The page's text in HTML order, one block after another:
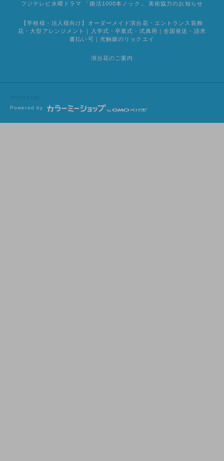
フジテレビ水曜ドラマ 「婚活1000本ノック」 美術協力のお知らせ
【学校様・法人様向け】オーダーメイド演台花・エントランス装飾
花・大型アレンジメント｜入学式・卒業式・式典用｜全国発送・請求
書払い可｜光触媒のリョクエイ
演台花のご案内
©RYOKUEI
Powered by